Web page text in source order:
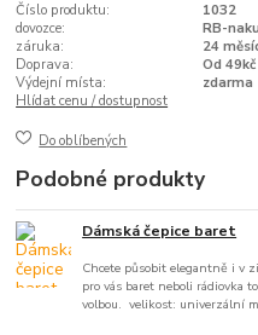
Číslo produktu:
1032
dovozce:
RB-
záruka:
24
Doprava:
Od 49kč
Výdejní místa:
zdarma
Hlídat cenu / dostupnost
Do oblíbených
Podobné produkty
Dámská čepice baret
Chcete působit elegantně i v
pro vás baret neboli rádiovka
volbou. velikost: univerzální